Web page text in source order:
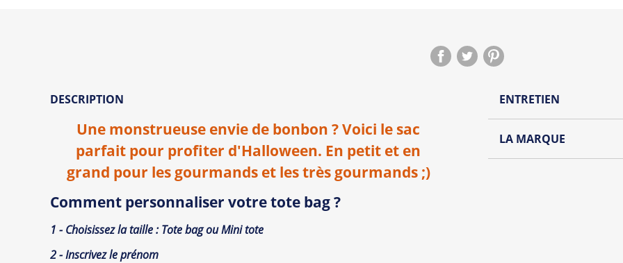
DESCRIPTION
Une monstrueuse envie de bonbon ? Voici le sac
parfait pour profiter d'Halloween. En petit et en
grand pour les gourmands et les très gourmands ;)
Comment personnaliser votre tote bag ?
1 - Choisissez la taille : Tote bag ou Mini tote
2 -Inscrivez le prénom
ENTRETIEN
LA MARQUE